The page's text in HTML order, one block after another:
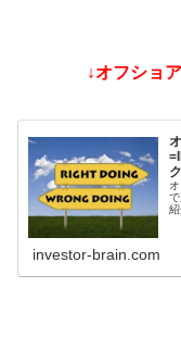
↓オフショ
investor-brain.com